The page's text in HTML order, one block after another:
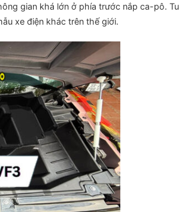
gian khá lớn ở phía trước nắp ca-pô.
xe điện khác trên thế giới.